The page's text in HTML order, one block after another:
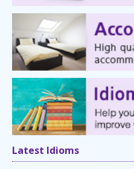
Latest Idioms